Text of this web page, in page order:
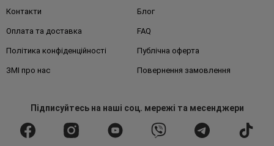
Контакти Блог
Оплата та доставка FAQ
Політика конфіденційності Публічна оферта
ЗМІ про нас Повернення замовлення
Підписуйтесьна наші соц. мережі та месенджери